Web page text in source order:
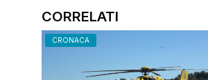
CORRELATI
CRONACA